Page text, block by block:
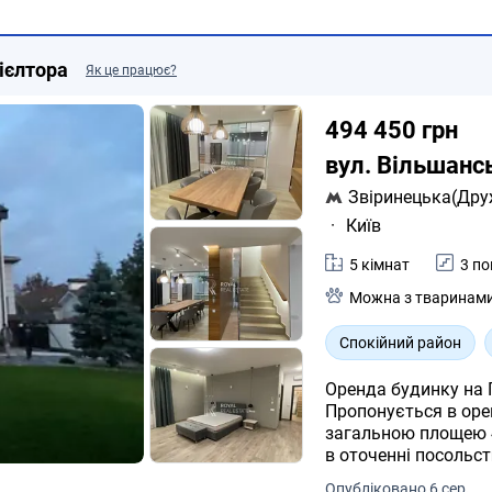
відпочинку та спорту, є
Зона Барбекю. У 5 хвилинах
ціна 1500 у.е./ міс.+
АГЕНТСТВА. Дмитро.
Як це працює?
494 450 грн
вул.
·
Київ
5 кімнат 3
Можна з
Спокійний район
Оренда будинку на
Пропонується в
загальною площею
в оточенні
Будинок ідеально